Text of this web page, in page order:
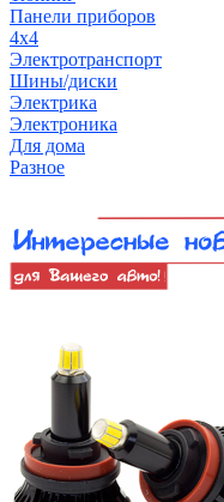
Панели приборов
4x4
Электротранспорт
Шины/диски
Электрика
Электроника
Для дома
Разное